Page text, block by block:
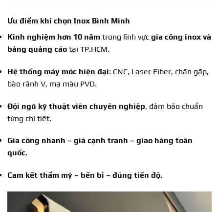
Ưu điểm khi chọn Inox Bình Minh
Kinh nghiệm hơn 10 năm trong lĩnh vực gia công inox và
bảng quảng cáo tại TP.HCM.
Hệ thống máy móc hiện đại: CNC, Laser Fiber, chấn gấp,
bào rãnh V, mạ màu PVD.
Đội ngũ kỹ thuật viên chuyên nghiệp, đảm bảo chuẩn
từng chi tiết.
Gia công nhanh – giá cạnh tranh – giao hàng toàn
quốc.
Cam kết thẩm mỹ – bền bỉ – đúng tiến độ.